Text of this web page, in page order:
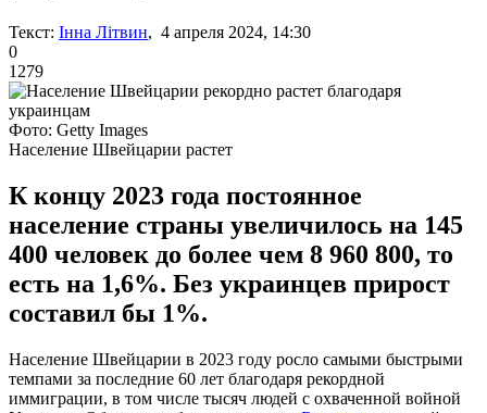
Текст: Інна Літвин, 4 апреля 2024, 14:30
0
1279
Фото: Getty Images
Население Швейцарии растет
К концу 2023 года постоянное
население страны увеличилось на 145
400 человек до более чем 8 960 800, то
есть на 1,6%. Без украинцев прирост
составил бы 1%.
Население Швейцарии в 2023 году росло самыми быстрыми
темпами за последние 60 лет благодаря рекордной
иммиграции, в том числе тысяч людей с охваченной войной